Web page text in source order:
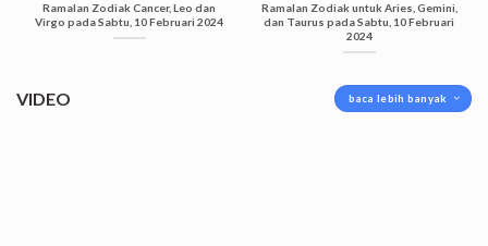
Ramalan Zodiak Cancer, Leo dan
Virgo pada Sabtu, 10 Februari 2024
Ramalan Zodiak untuk Aries, Gemini,
dan Taurus pada Sabtu, 10 Februari
2024
VIDEO baca lebih banyak